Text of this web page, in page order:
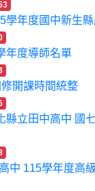
學年度國中新生
年度導師名單
開課時間統整
縣立田中高中 國
中 115學年度高